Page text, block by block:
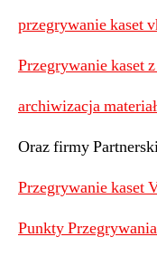
przegrywanie kaset
Przegrywanie kaset
archiwizacja
Oraz firmy
Przegrywanie kaset
Punkty